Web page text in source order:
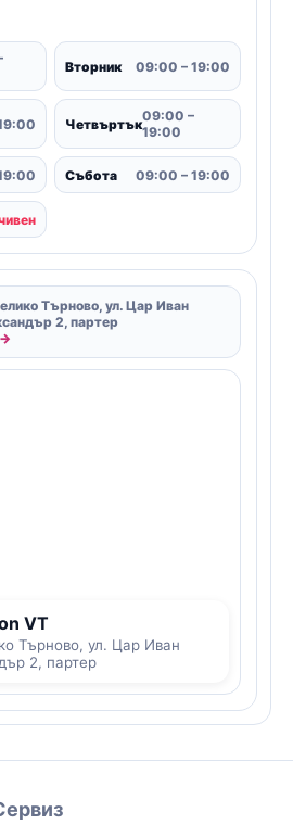
Вторник 09:00 – 19:00
Четвъртък09:00 –
19:00
Събота 09:00 – 19:00
Търново, ул. Цар Иван
2, партер
VT
Търново, ул. Цар Иван
2, партер